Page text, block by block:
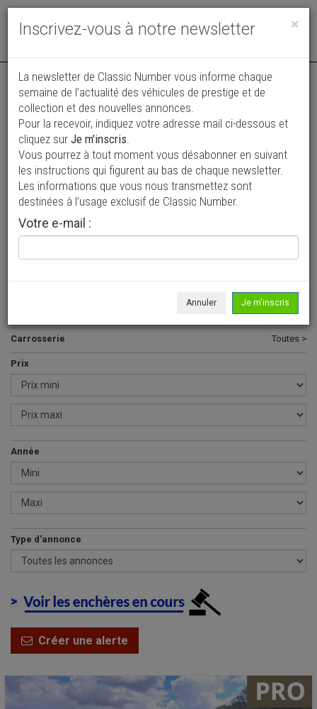
Toggle
Vos annonces vues par
plus de 4 millions de collectionneurs
Ajouter une annonce
> Rechercher un véhicule
2 Door >
Carrosserie Toutes >
Prix
Année
Type d'annonce
Créer une alerte
×
Inscrivez-vous à notre newsletter
La newsletter de Classic Number vous informe chaque
semaine de l’actualité des véhicules de prestige et de
collection et des nouvelles annonces.
Pour la recevoir, indiquez votre adresse mail ci-dessous et
cliquez sur Je m'inscris.
Vous pourrez à tout moment vous désabonner en suivant
les instructions qui figurent au bas de chaque newsletter.
Les informations que vous nous transmettez sont
destinées à l’usage exclusif de Classic Number.
Votre e-mail :
Annuler Je m'inscris